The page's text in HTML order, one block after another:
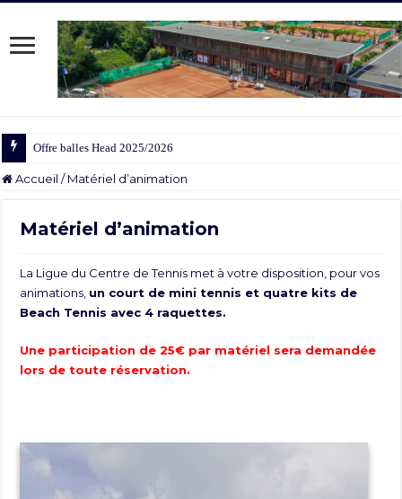
Offre balles Head 2025/2026
Accueil / Matériel d’animation
Matériel d’animation
La Ligue du Centre de Tennis met à votre disposition, pour vos
animations, un court de mini tennis et quatre kits de
Beach Tennis avec 4 raquettes.
Une participation de 25€ par matériel sera demandée
lors de toute réservation.